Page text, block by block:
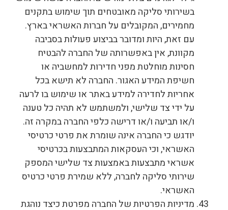
בשירותי סליקה מאובטחים תוך שימוש בתקנים
מחמירים, המקובלים על חברות האשראי בארץ.
עם זאת, היות ומדובר בביצוע פעולות בסביבה
מקוונת, אין באפשרותה של החברה להבטיח
חסינות מוחלטת מפני חדירות למחשביה או
חשיפת המידע האגור. החברה לא תישא בכל
אחריות לחדירה למידע באתר או שימוש בו לרעה
על ידי צד שלישי, ולמשתמש לא תהיה כל טענה
ו/או תביעה ו/או דרישה כלפי החברה במקרה זה.
יודגש כי החברה אינה שומרת את פרטי כרטיסי
האשראי, וכי העסקאות המתבצעות בכרטיסי
אשראי מתבצעות באמצעות צד שלישי המספק
שירותי סליקה לחברה, ללא שמירת פרטי כרטיס
האשראי.
מדיניות הפרטיות של החברה מפרטת כיצד נוהגת